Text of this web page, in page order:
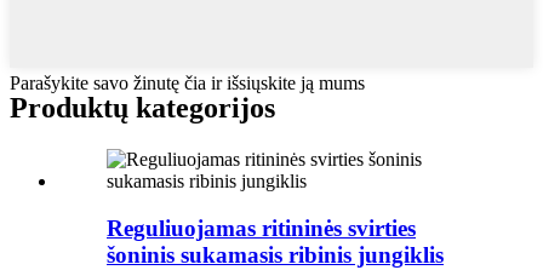
Parašykite savo žinutę čia ir išsiųskite ją mums
Produktų kategorijos
Reguliuojamas ritininės svirties
šoninis sukamasis ribinis jungiklis